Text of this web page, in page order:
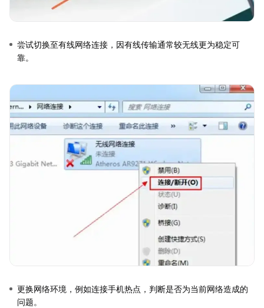
尝试切换至有线网络连接，因有线传输通常较无线更为稳定可
靠。
更换网络环境，例如连接手机热点，判断是否为当前网络造成的
问题。